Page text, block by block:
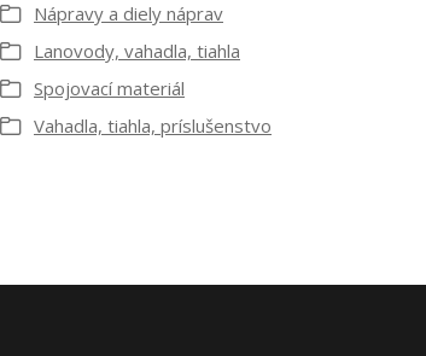
Nápravy a diely náprav
Lanovody, vahadla, tiahla
Spojovací materiál
Vahadla, tiahla, príslušenstvo